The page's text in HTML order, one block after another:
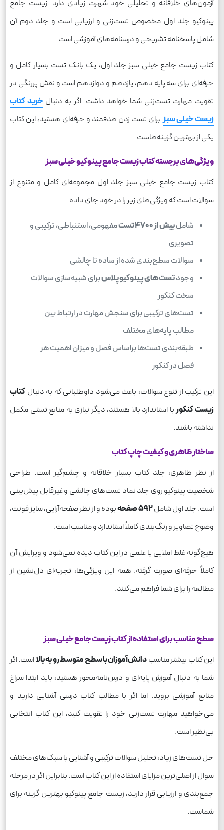
آزمون‌های خلاقانه و تحلیلی خود شهرت زیادی دارد. زیست جامع
پینوکیو جلد اول مخصوص تست‌زنی و ارزیابی است و جلد دوم آن
شامل پاسخنامه تشریحی و درسنامه‌های آموزشی است.
کتاب زیست جامع خیلی سبز جلد اول، یک بانک تست بسیار کامل و
حرفه‌ای برای سه پایه دهم، یازدهم و دوازدهم است و نقش پررنگی در
تقویت مهارت تست‌زنی شما خواهد داشت. اگر به دنبالخرید کتاب
زیست خیلی سبزبرای تست زدن هدفمند و حرفه‌ای هستید، این کتاب
یکی از بهترین گزینه‌هاست.
ویژگی‌های برجسته کتاب زیست جامع پینوکیو خیلی سبز
کتاب زیست جامع خیلی سبز جلد اول مجموعه‌ای کامل و متنوع از
سوالات است که ویژگی‌های زیر را در خود جای داده:
شاملبیش از 4700 تست
مفهومی، استنباطی، ترکیبی و
تصویری
سوالات سطح‌بندی شده از ساده تا چالشی
وجودتست‌های پینوکیو پلاسبرای شبیه‌سازی سوالات
سخت کنکور
تست‌های ترکیبی برای سنجش مهارت در ارتباط بین
مطالب پایه‌های مختلف
طبقه‌بندی تست‌ها براساس فصل و میزان اهمیت هر
فصل در کنکور
این ترکیب از تنوع سوالات، باعث می‌شود داوطلبانی که به دنبال کتاب
زیست کنکوربا استاندارد بالا هستند، دیگر نیازی به منابع تستی مکمل
نداشته باشند.
ساختار ظاهری و کیفیت چاپ کتاب
از نظر ظاهری، جلد کتاب بسیار خلاقانه و چشم‌گیر است. طراحی
شخصیت پینوکیو روی جلد نماد تست‌های چالشی و غیرقابل پیش‌بینی
است. جلد اول شامل۵۹۲صفحهبوده و از نظر صفحه‌آرایی، سایز فونت،
وضوح تصاویر و رنگ‌بندی کاملاً استاندارد و مناسب است.
هیچ‌گونه غلط املایی یا علمی در این کتاب دیده نمی‌شود و ویرایش آن
کاملاً حرفه‌ای صورت گرفته. همه این ویژگی‌ها، تجربه‌ای دل‌نشین از
مطالعه را برای شما فراهم می‌کنند.
سطح مناسب برای استفاده از کتاب زیست جامع خیلی سبز
این کتاب بیشتر مناسبدانش‌آموزان با سطح متوسط رو به بالااست. اگر
شما به دنبال آموزش پایه‌ای و درس‌نامه‌محور هستید، باید ابتدا سراغ
منابع آموزشی بروید. اما اگر با مطالب کتاب درسی آشنایی دارید و
می‌خواهید مهارت تست‌زنی خود را تقویت کنید، این کتاب انتخابی
بی‌نظیر است.
حل تست‌های زیاد، تحلیل سوالات ترکیبی و آشنایی با سبک‌های مختلف
سوال از اصلی‌ترین مزایای استفاده از این کتاب است. بنابراین اگر در مرحله
جمع‌بندی و ارزیابی قرار دارید، زیست جامع پینوکیو بهترین گزینه برای
شماست.